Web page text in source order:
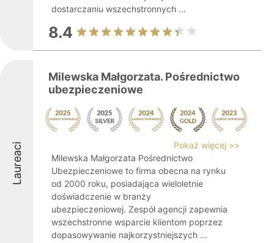
dostarczaniu wszechstronnych ...
8.4
Laureaci
Milewska Małgorzata. Pośrednictwo
ubezpieczeniowe
Pokaż więcej >>
Milewska Małgorzata Pośrednictwo
Ubezpieczeniowe to firma obecna na rynku
od 2000 roku, posiadająca wieloletnie
doświadczenie w branży
ubezpieczeniowej. Zespół agencji zapewnia
wszechstronne wsparcie klientom poprzez
dopasowywanie najkorzystniejszych ...